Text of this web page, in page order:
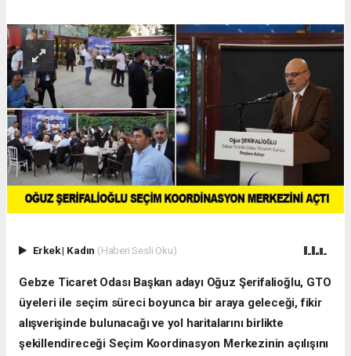
Erkek| Kadın (Haberi Sesli Oku)
Gebze Ticaret Odası Başkan adayı Oğuz Şerifalioğlu, GTO
üyeleri ile seçim süreci boyunca bir araya geleceği, fikir
alışverişinde bulunacağı ve yol haritalarını birlikte
şekillendireceği Seçim Koordinasyon Merkezinin açılışını